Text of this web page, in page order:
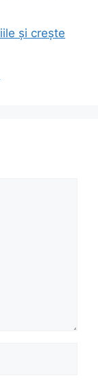
și crește